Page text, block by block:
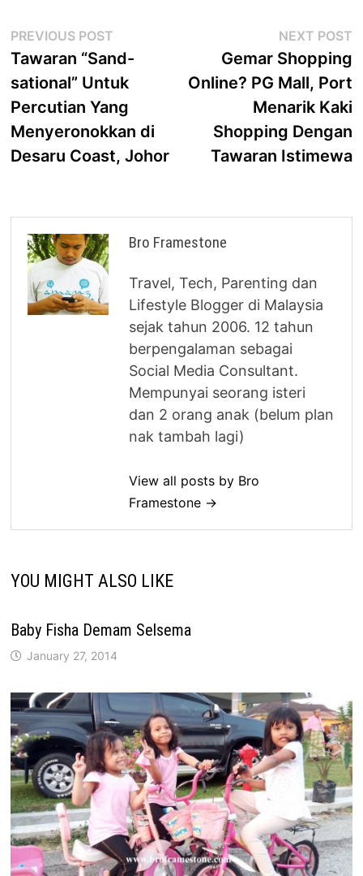
Post
navigation
PREVIOUS POST
post:
Tawaran “Sand-
sational” Untuk
Percutian Yang
Menyeronokkan di
Desaru Coast, Johor
NEXT POST
Gemar Shopping
Online? PG Mall, Port
Menarik Kaki
Shopping Dengan
Tawaran Istimewa
Bro Framestone
Travel, Tech, Parenting dan
Lifestyle Blogger di Malaysia
sejak tahun 2006. 12 tahun
berpengalaman sebagai
Social Media Consultant.
Mempunyai seorang isteri
dan 2 orang anak (belum plan
nak tambah lagi)
View all posts by Bro
Framestone →
YOU MIGHT ALSO LIKE
Baby Fisha Demam Selsema
January 27, 2014